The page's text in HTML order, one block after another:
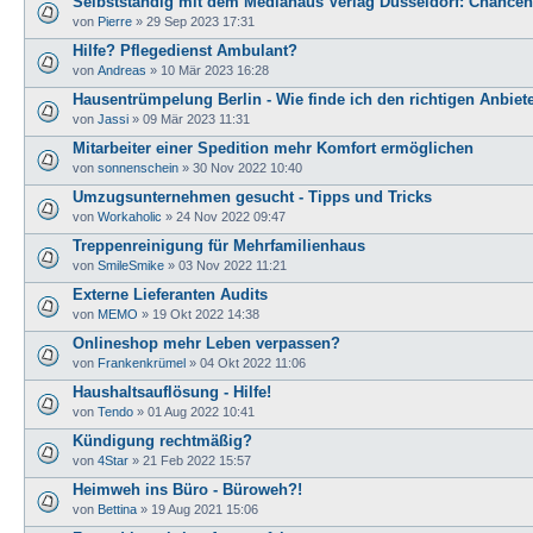
von Pierre » 29 Sep 2023 17:31
Hilfe? Pflegedienst Ambulant?
von Andreas » 10 Mär 2023 16:28
Hausentrümpelung Berlin - Wie finde ich den richtigen
von Jassi » 09 Mär 2023 11:31
Mitarbeiter einer Spedition mehr Komfort ermöglichen
von sonnenschein » 30 Nov 2022 10:40
Umzugsunternehmen gesucht - Tipps und Tricks
von Workaholic » 24 Nov 2022 09:47
Treppenreinigung für Mehrfamilienhaus
von SmileSmike » 03 Nov 2022 11:21
Externe Lieferanten Audits
von MEMO » 19 Okt 2022 14:38
Onlineshop mehr Leben verpassen?
von Frankenkrümel » 04 Okt 2022 11:06
Haushaltsauflösung - Hilfe!
von Tendo » 01 Aug 2022 10:41
Kündigung rechtmäßig?
von 4Star » 21 Feb 2022 15:57
Heimweh ins Büro - Büroweh?!
von Bettina » 19 Aug 2021 15:06